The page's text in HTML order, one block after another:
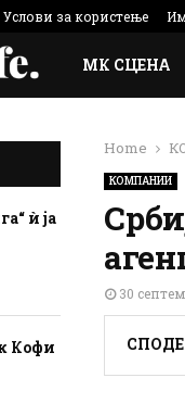
Услови за користење
МК СЦЕНА
Home
КОМПАНИИ
30
ѝ ја
Кофи